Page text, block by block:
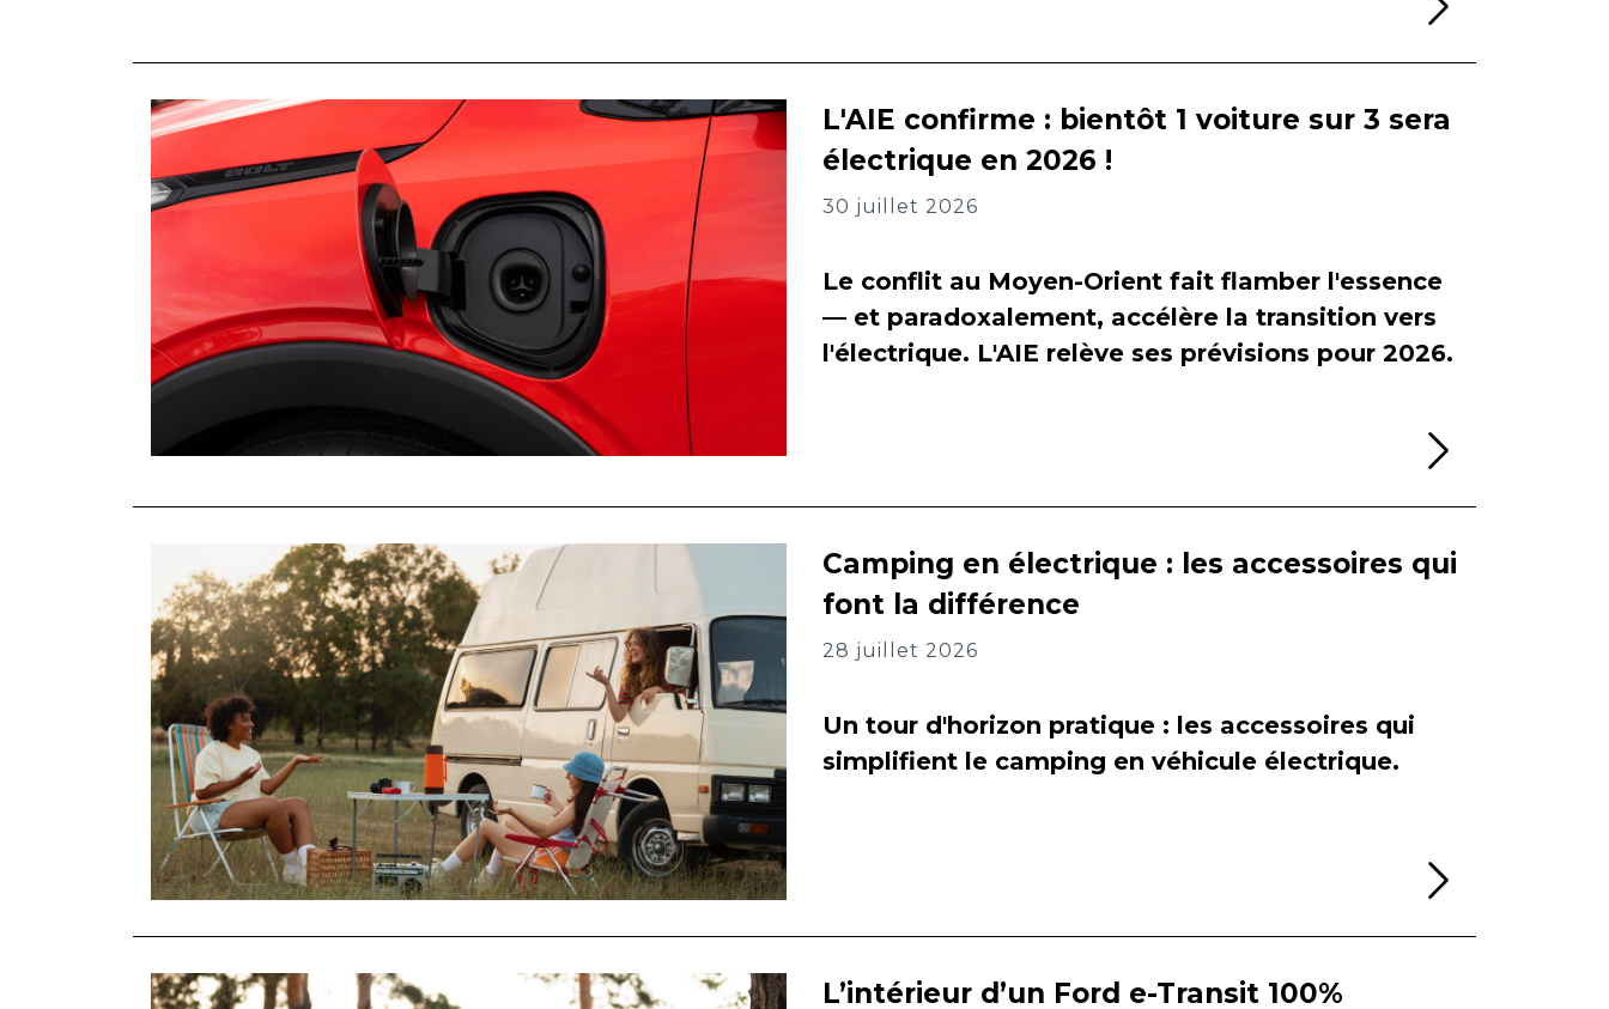
L'AIE confirme : bientôt 1 voiture sur 3 sera
électrique en 2026 !
30 juillet 2026
Le conflit au Moyen-Orient fait flamber l'essence
— et paradoxalement, accélère la transition vers
l'électrique. L'AIE relève ses prévisions pour 2026.
Camping en électrique : les accessoires qui
font la différence
28 juillet 2026
Un tour d'horizon pratique : les accessoires qui
simplifient le camping en véhicule électrique.
L’intérieur d’un Ford e-Transit 100%